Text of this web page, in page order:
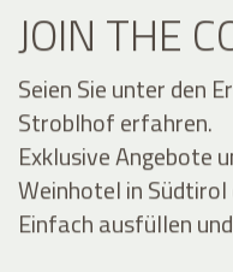
JOIN THE
Seien Sie unter den
Stroblhof erfahren.
Exklusive Angebote
Weinhotel in
Einfach ausfüllen